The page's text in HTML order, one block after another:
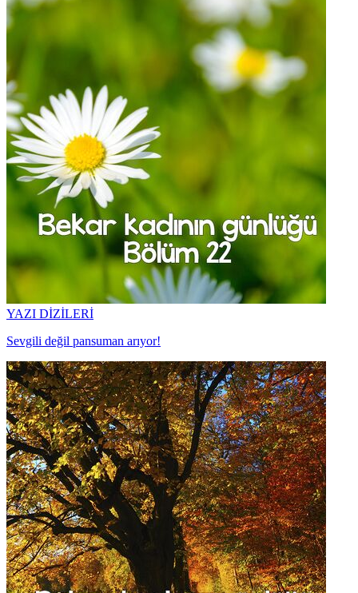
YAZI DİZİLERİ
Sevgili değil pansuman arıyor!